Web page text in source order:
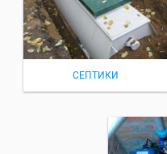
СЕПТИКИ